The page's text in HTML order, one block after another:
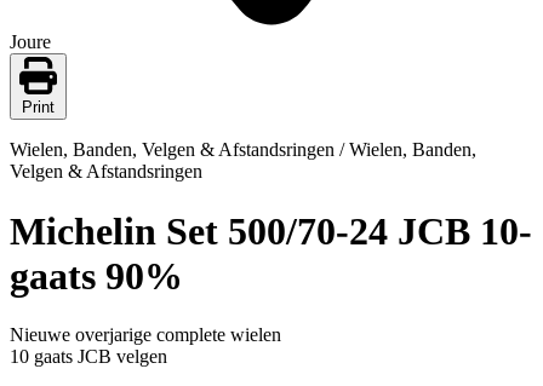
Joure
Print
Wielen, Banden, Velgen & Afstandsringen / Wielen, Banden,
Velgen & Afstandsringen
Michelin Set 500/70-24 JCB 10-
gaats 90%
Nieuwe overjarige complete wielen
10 gaats JCB velgen